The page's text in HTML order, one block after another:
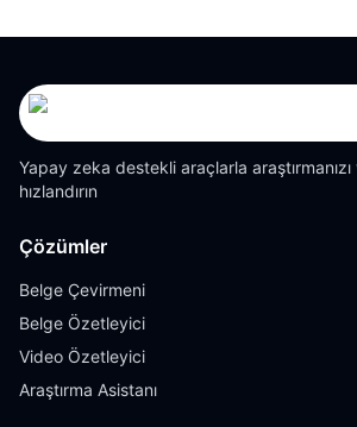
Yapay zeka destekli araçlarla
hızlandırın
Çözümler
Belge Çevirmeni
Belge Özetleyici
Video Özetleyici
Araştırma Asistanı